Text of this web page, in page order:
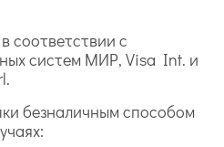
соответствии с
систем МИР, Visa Int. и
безналичным способом